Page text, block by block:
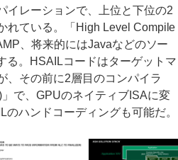
イレーションで、上位と下位の2
れている。「High Level Compile
、将来的にはJavaなどのソー
る。HSAILコードはターゲットマ
、その前に2層目のコンパイラ
で、GPUのネイティブISAに変
ハンドコーディングも可能だ。